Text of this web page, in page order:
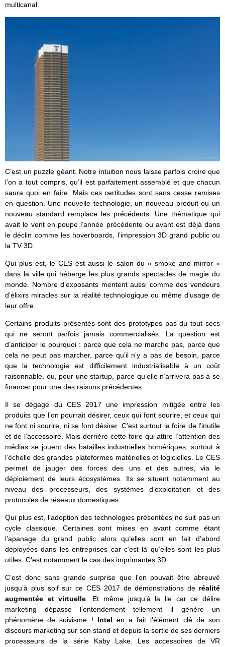
multicanal.
C’est un puzzle géant. Notre intuition nous laisse parfois croire que
l’on a tout compris, qu’il est parfaitement assemblé et que chacun
saura quoi en faire. Mais ces certitudes sont sans cesse remises
en question. Une nouvelle technologie, un nouveau produit ou un
nouveau standard remplace les précédents. Une thématique qui
avait le vent en poupe l’année précédente ou avant est déjà dans
le déclin comme les hoverboards, l’impression 3D grand public ou
la TV 3D.
Qui plus est, le CES est aussi le salon du « smoke and mirror »
dans la ville qui héberge les plus grands spectacles de magie du
monde. Nombre d’exposants mentent aussi comme des vendeurs
d’élixirs miracles sur la réalité technologique ou même d’usage de
leur offre.
Certains produits présentés sont des prototypes pas du tout secs
qui ne seront parfois jamais commercialisés. La question est
d’anticiper le pourquoi : parce que cela ne marche pas, parce que
cela ne peut pas marcher, parce qu’il n’y a pas de besoin, parce
que la technologie est difficilement industrialisable à un coût
raisonnable, ou, pour une startup, parce qu’elle n’arrivera pas à se
financer pour une des raisons précédentes.
Il se dégage du CES 2017 une impression mitigée entre les
produits que l’on pourrait désirer, ceux qui font sourire, et ceux qui
ne font ni sourire, ni se font désirer. C’est surtout la foire de l’inutile
et de l’accessoire. Mais derrière cette foire qui attire l’attention des
médias se jouent des batailles industrielles homériques, surtout à
l’échelle des grandes plateformes matérielles et logicielles. Le CES
permet de jauger des forces des uns et des autres, via le
déploiement de leurs écosystèmes. Ils se situent notamment au
niveau des processeurs, des systèmes d’exploitation et des
protocoles de réseaux domestiques.
Qui plus est, l’adoption des technologies présentées ne suit pas un
cycle classique. Certaines sont mises en avant comme étant
l’apanage du grand public alors qu’elles sont en fait d’abord
déployées dans les entreprises car c’est là qu’elles sont les plus
utiles. C’est notamment le cas des imprimantes 3D.
C’est donc sans grande surprise que l’on pouvait être abreuvé
jusqu’à plus soif sur ce CES 2017 de démonstrations de réalité
augmentée et virtuelle . Et même jusqu’à la lie car ce délire
marketing dépasse l’entendement tellement il génère un
phénomène de suivisme ! Intel en a fait l’élément clé de son
discours marketing sur son stand et depuis la sortie de ses derniers
processeurs de la série Kaby Lake. Les accessoires de VR